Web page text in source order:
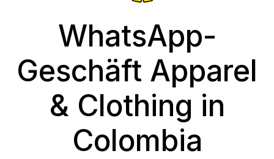
WhatsApp-
Geschäft Apparel
& Clothing in
Colombia